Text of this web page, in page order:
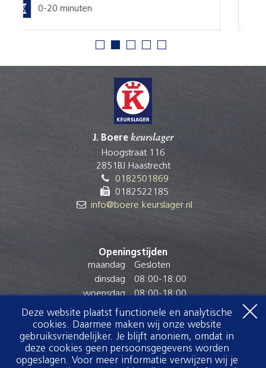
J. Boere keurslager
Hoogstraat 116
2851BJ Haastrecht
0182501869
0182522185
info@boere.keurslager.nl
Openingstijden
maandag
Gesloten
dinsdag
08:00-18:00
woensdag
08:00-18:00
donderdag
08:00 -
vrijdag
08:00- 18:00
zaterdag
07:30-15:00
zondag
Gesloten
Deze website plaatst functionele en analytische
cookies. Daarmee maken wij onze website
gebruiksvriendelijker. Je blijft anoniem, omdat in
deze cookies geen persoonsgegevens worden
opgeslagen. Voor meer informatie verwijzen wij je